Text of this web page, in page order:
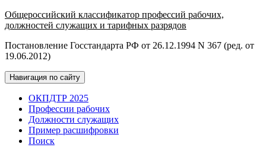
Общероссийский классификатор профессий рабочих,
должностей служащих и тарифных разрядов
Постановление Госстандарта РФ от 26.12.1994 N 367 (ред. от
19.06.2012)
Навигация по сайту
ОКПДТР 2025
Профессии рабочих
Должности служащих
Пример расшифровки
Поиск